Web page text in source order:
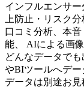
インフルエンサ
上防止・リスク
口コミ分析、本
能、 AIによる画
どんなデータで
やBIツールへデ
データは別途お見